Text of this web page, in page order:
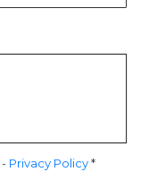
- Privacy Policy*